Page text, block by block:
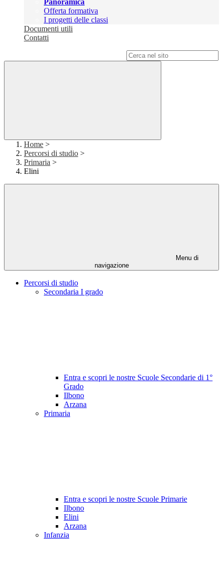
Panoramica
Offerta formativa
I progetti delle classi
Documenti utili
Contatti
Home >
Percorsi di studio >
Primaria >
Elini
Menu di
navigazione
Percorsi di studio
Secondaria I grado
Entra e scopri le nostre Scuole Secondarie di 1°
Grado
Ilbono
Arzana
Primaria
Entra e scopri le nostre Scuole Primarie
Ilbono
Elini
Arzana
Infanzia